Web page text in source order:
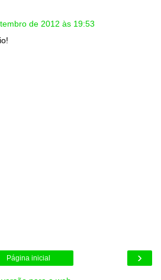
de 2012 às 19:53
›
Página inicial